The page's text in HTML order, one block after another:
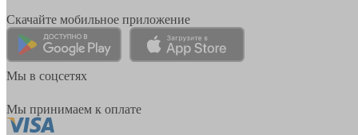
Скачайте мобильное приложение
Мы в соцсетях
Мы принимаем к оплате